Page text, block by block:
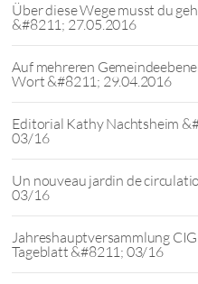
Über diese Wege musst du
&#8211; 27.05.2016
Auf mehreren
Wort &#8211; 29.04.2016
Editorial Kathy Nachtsheim
03/16
Un nouveau jardin de
03/16
Jahreshauptversammlung
Tageblatt &#8211; 03/16